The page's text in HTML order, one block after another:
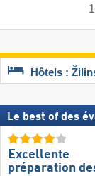
1
Hôtels :
Le best of des
Excellente
préparation